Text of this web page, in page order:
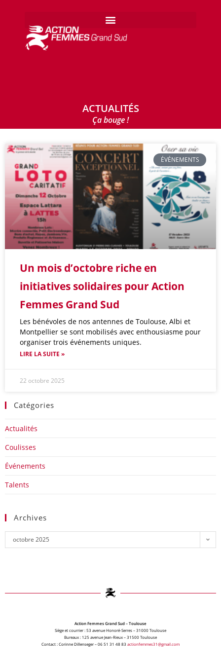
ACTUALITÉS
Ça bouge !
ÉVÉNEMENTS
Un mois d’octobre riche en
initiatives solidaires pour Action
Femmes Grand Sud
Les bénévoles de nos antennes de Toulouse, Albi et
Montpellier se sont mobilisés avec enthousiasme pour
organiser trois événements uniques.
LIRE LA SUITE »
22 octobre 2025
Catégories
Actualités
Coulisses
Événements
Talents
Archives
octobre 2025
Action Femmes Grand Sud – Toulouse
Siège et courrier : 53 avenue Honoré-Serres – 31000 Toulouse
Bureaux : 125 avenue Jean-Rieux – 31500 Toulouse
Contact : Corinne Dillenseger – 06 51 31 48 83 actionfemmes31@gmail.com